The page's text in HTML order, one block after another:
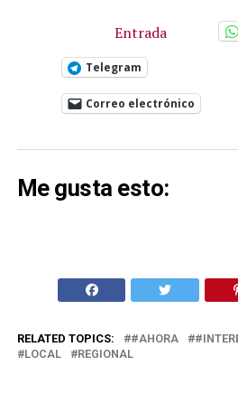
Entrada
Telegram
Correo electrónico
Me gusta esto:
RELATED TOPICS: #AHORA
LOCAL
REGIONAL